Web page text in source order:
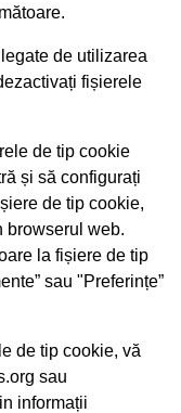
de utilizarea
fișierele
de tip cookie
și să configurați
de tip cookie,
browserul web.
la fișiere de tip
sau "Preferințe”
de tip cookie, vă
sau
informații